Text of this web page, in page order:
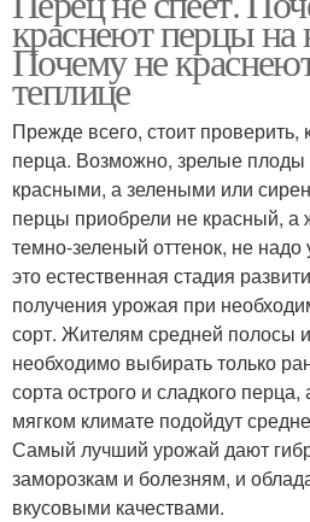
краснеют перцы на
Почему не
теплице
Прежде всего, стоит проверить,
перца. Возможно, зрелые
красными, а зелеными или
перцы приобрели не красный,
темно-зеленый оттенок, не
это естественная стадия
получения урожая при
сорт. Жителям средней полосы
необходимо выбирать только
сорта острого и сладкого
мягком климате подойдут
Самый лучший урожай дают
заморозкам и болезням, и
вкусовыми качествами.